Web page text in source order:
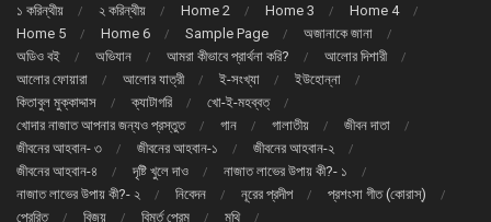
১ করিন্থীয় ২ করিন্থীয় Home 2 Home 3
Home 4
Home 5
Home 6 Sample Page
অজানাকে জানা
অডিও বই
অভিযান আমরা কীভাবে প্রার্থনা করি?
আলোর দিশারী
আলোর ফোয়ারা
আলোর যাত্রী ই-সংখ্যা
ইউহোন্না
কিতাবুল মুক্কাদ্দাস
ক্যাটাগরি
খো-ই-মহব্বত্
খোদার নাজাত আপনার জন্যও প্রস্তুত
গান গালাতীয়
জীবন দাতা
জীবনের আহবান- ৩
জীবনের আহবান-১
জীবনের আহবান-২
জীবনের আহবান-৪
দৃষ্টি খুলে দাও
নাজাত লাভের উপায় কী?- ১
নাজাত লাভের উপায় কী?- ২
নিবেদন নূরের প্রদীপ
প্রশংসা গীত (কোরাস্)
প্রেরিত
বিজয় বিমূর্ত প্রেম মথি